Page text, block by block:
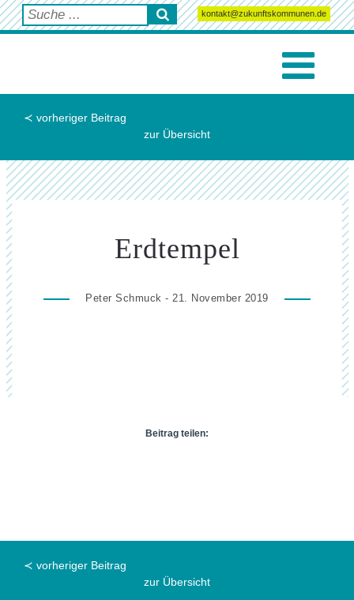
kontakt@zukunftskommunen.de
≺ vorheriger Beitrag
zur Übersicht
Erdtempel
Peter Schmuck - 21. November 2019
Beitrag teilen:
≺ vorheriger Beitrag
zur Übersicht